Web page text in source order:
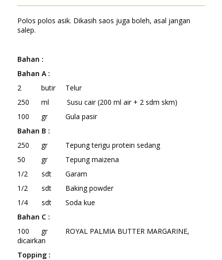
Polos polos asik. Dikasih saos juga boleh, asal jangan
salep.
Bahan :
Bahan A :
2 butir Telur
250 ml Susu cair (200 ml air + 2 sdm skm)
100 gr Gula pasir
Bahan B :
250 gr Tepung terigu protein sedang
50 gr Tepung maizena
1/2 sdt Garam
1/2 sdt Baking powder
1/4 sdt Soda kue
Bahan C :
100 gr ROYAL PALMIA BUTTER MARGARINE,
dicairkan
Topping :